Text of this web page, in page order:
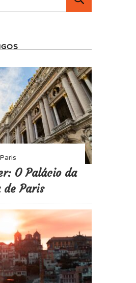
Paris
O Palácio da
de Paris